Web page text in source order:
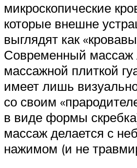
микроскопические
которые внешне
выглядят как
Современный массаж
массажной плиткой
имеет лишь
со своим
в виде формы
массаж делается с
нажимом (и не